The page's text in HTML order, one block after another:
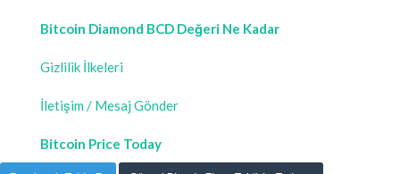
Bitcoin Diamond BCD Değeri Ne Kadar
Gizlilik İlkeleri
İletişim / Mesaj Gönder
Bitcoin Price Today